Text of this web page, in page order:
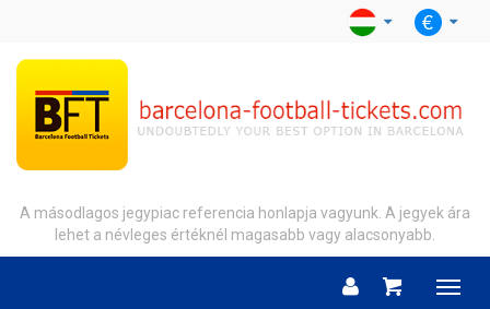
A másodlagos jegypiac referencia honlapja vagyunk. A jegyek ára
lehet a névleges értéknél magasabb vagy alacsonyabb.
Menu